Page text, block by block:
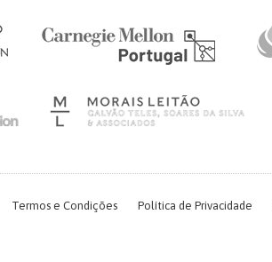
Termos e Condições Política de Privacidade